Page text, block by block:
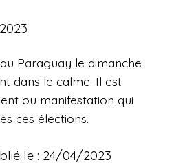
Paraguay le dimanche
dans le calme. Il est
ou manifestation qui
ces élections.
le : 24/04/2023